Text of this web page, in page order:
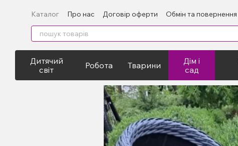
Каталог Про нас Договір оферти Обмін та повернення
Експорт
Дитячий
світ
Робота Тварини
Дім і
сад